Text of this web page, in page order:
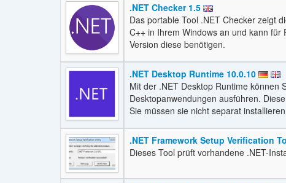
.NET Checker 1.5
Das portable Tool .NET Checker zeigt
C++ in Ihrem Windows an und kann
Version diese benötigen.
.NET Desktop Runtime 10.0.10
Mit der .NET Desktop Runtime können
Desktopanwendungen ausführen.
Sie müssen sie nicht separat
.NET Framework Setup Verification
Dieses Tool prüft vorhandene .NET-